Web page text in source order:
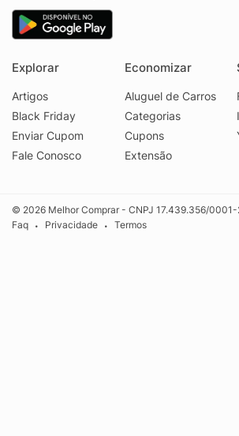
Explorar
Artigos
Black Friday
Enviar Cupom
Fale Conosco
Economizar
Aluguel de Carros
Categorias
Cupons
Extensão
© 2026 Melhor Comprar - CNPJ 17.439.356/
Faq
• Privacidade • Termos